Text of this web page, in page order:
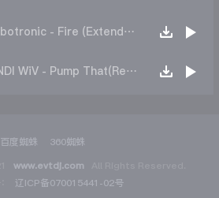
【韩风弹跳】Turbotronic - Fire (Extended Mix)
【韩风弹跳】TENDI WiV - Pump That(Remix)
百度蜘蛛 360蜘蛛
www.evtdj.com
辽ICP备070015441-02号